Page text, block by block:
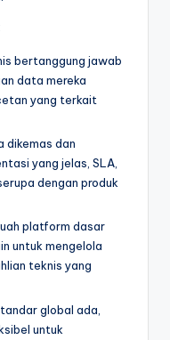
bertanggung jawab
data mereka
yang terkait
dikemas dan
yang jelas, SLA,
dengan produk
platform dasar
untuk mengelola
teknis yang
global ada,
untuk